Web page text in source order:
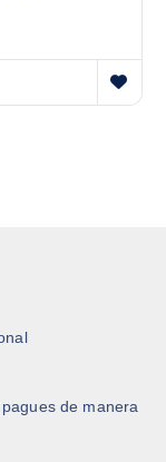
de manera